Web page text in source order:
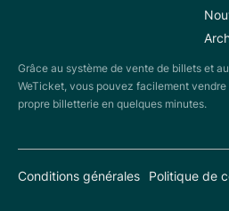
Grâce au système de vente de billets et
WeTicket, vous pouvez facilement
propre billetterie en quelques minutes.
Conditions générales Politique de